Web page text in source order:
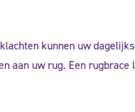
kunnen uw
aan uw rug. Een